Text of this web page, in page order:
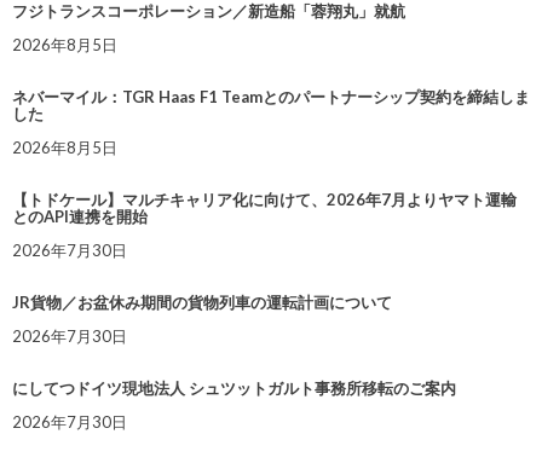
フジトランスコーポレーション／新造船「蓉翔丸」就航
2026年8月5日
ネバーマイル：TGR Haas F1 Teamとのパートナーシップ契約を締結しま
した
2026年8月5日
【トドケール】マルチキャリア化に向けて、2026年7月よりヤマト運輸
とのAPI連携を開始
2026年7月30日
JR貨物／お盆休み期間の貨物列車の運転計画について
2026年7月30日
にしてつドイツ現地法人 シュツットガルト事務所移転のご案内
2026年7月30日